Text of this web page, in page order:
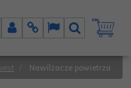
Panel
InfoLangSzukaj
Nawilżacze powietrza